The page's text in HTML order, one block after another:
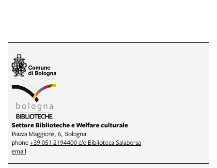
Settore Biblioteche e Welfare culturale
Piazza Maggiore, 6, Bologna
phone +39 051 2194400 c/o Biblioteca Salaborsa
email